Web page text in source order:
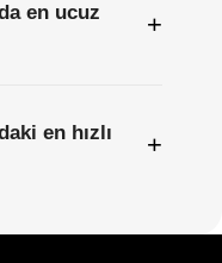
en ucuz
+
en hızlı
+